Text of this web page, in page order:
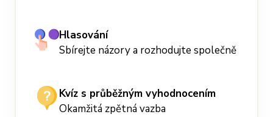
Hlasování
Sbírejte názory a rozhodujte společně
Kvíz s průběžným vyhodnocením
Okamžitá zpětná vazba